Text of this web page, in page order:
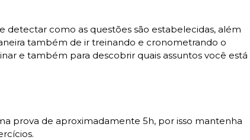
detectar como as questões são estabelecidas, além
também de ir treinando e cronometrando o
e também para descobrir quais assuntos você está
prova de aproximadamente 5h, por isso mantenha